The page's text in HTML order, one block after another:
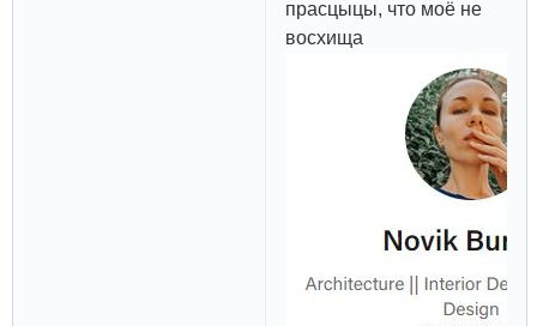
прасцыцы, что моё не
восхища